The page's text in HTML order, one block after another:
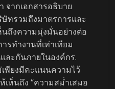
จากเอกสารอธิบาย
ทรวมถึงมาตรการและ
ถึงความมุ่งมั่นอย่างต่อ
รทำงานที่เท่าเทียม
ละกันภายในองค์กร.
พียงมีคะแนนความไว้
เห็นถึง “ความสม่ำเสมอ